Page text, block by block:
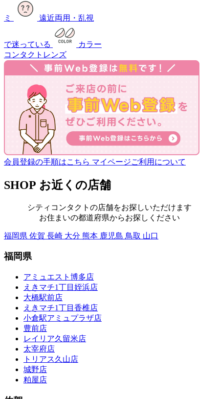
ミ 遠近両用・乱視
で迷っている
カラー
コンタクトレンズ
会員登録の手順はこちら マイページご利用について
SHOP お近くの店舗
シティコンタクトの店舗をお探しいただけます
お住まいの都道府県からお探しください
福岡県 佐賀 長崎 大分 熊本 鹿児島 鳥取 山口
福岡県
アミュエスト博多店
えきマチ1丁目姪浜店
大橋駅前店
えきマチ1丁目香椎店
小倉駅アミュプラザ店
豊前店
レイリア久留米店
太宰府店
トリアス久山店
城野店
粕屋店